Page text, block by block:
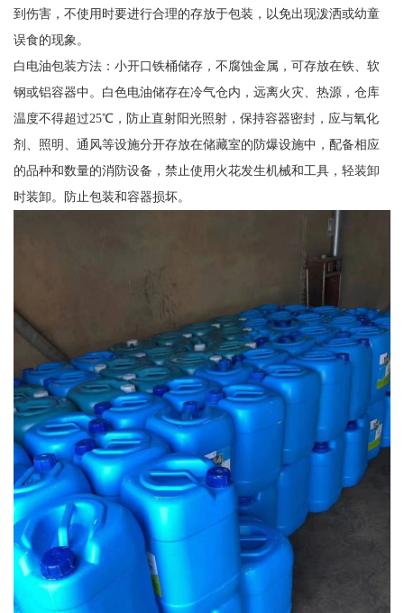
到伤害，不使用时要进行合理的存放于包装，以免出现泼洒或幼童
误食的现象。
白电油包装方法：小开口铁桶储存，不腐蚀金属，可存放在铁、软
钢或铝容器中。白色电油储存在冷气仓内，远离火灾、热源，仓库
温度不得超过25℃，防止直射阳光照射，保持容器密封，应与氧化
剂、照明、通风等设施分开存放在储藏室的防爆设施中，配备相应
的品种和数量的消防设备，禁止使用火花发生机械和工具，轻装卸
时装卸。防止包装和容器损坏。